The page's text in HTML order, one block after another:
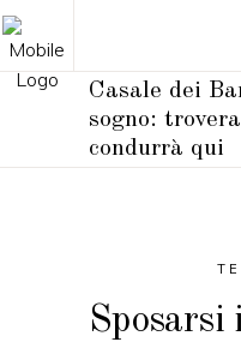
Casale dei
sogno:
condurrà qui
Sposarsi